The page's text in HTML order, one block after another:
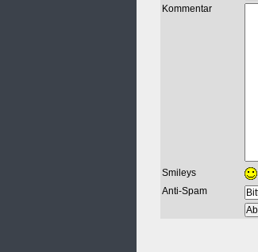
Kommentar
Smileys
Anti-Spam